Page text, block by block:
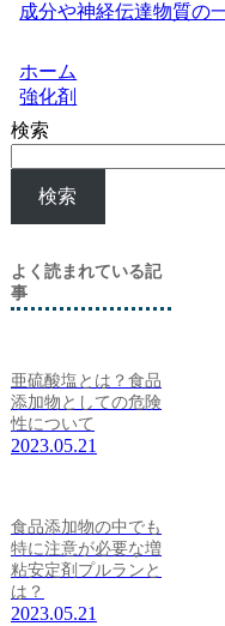
成分や神経伝達物質の
ホーム
強化剤
検索
検索
よく読まれている記
事
亜硫酸塩とは？食品
添加物としての危険
性について
2023.05.21
食品添加物の中でも
特に注意が必要な増
粘安定剤プルランと
は？
2023.05.21